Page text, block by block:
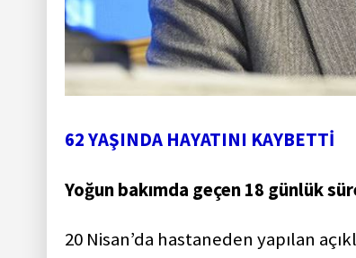
62 YAŞINDA HAYATINI KAYBETTİ
Yoğun bakımda geçen 18 günlük
20 Nisan’da hastaneden yapılan